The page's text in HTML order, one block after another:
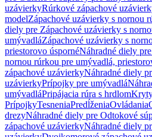
uzávierkyRúrkové zápachové
modelZápachové uzávierky s nornou
diely pre Zápachové uzávierky s
umývadláZápachové uzávierky s
priestorovo úspornéNáhradné diely
nornou rúrkou pre umývadlá,
zápachové uzávierkyNáhradné diely
uzávierkyPrípojky pre umývadlá
umývadláPripájacia rúra s hrdlom
PrípojkyTesneniaPredĺženiaOvládania
drezyNáhradné diely pre Odtokové
zápachové uzávierkyNáhradné diely